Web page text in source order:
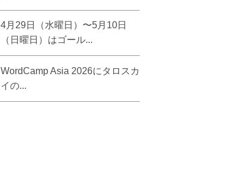
4月29日（水曜日）〜5月10日
（日曜日）はゴール...
WordCamp Asia 2026にタロスカ
イの...